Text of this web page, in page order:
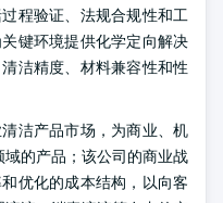
程验证、法规合规性和工
键环境提供化学定向解决
洁精度、材料兼容性和性
洁产品市场，为商业、机
的产品；该公司的商业战
优化的成本结构，以向客